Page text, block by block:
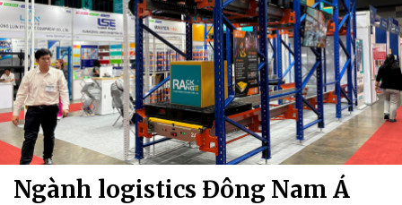
Ngành logistics Đông Nam Á